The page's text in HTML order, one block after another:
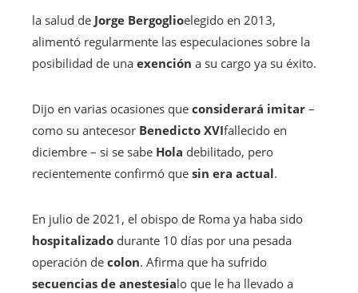
la salud de Jorge Bergoglioelegido en 2013,
alimentó regularmente las especulaciones sobre la
posibilidad de una exención a su cargo ya su éxito.
Dijo en varias ocasiones que considerará imitar –
como su antecesor Benedicto XVIfallecido en
diciembre – si se sabe Hola debilitado, pero
recientemente confirmó que sin era actual.
En julio de 2021, el obispo de Roma ya haba sido
hospitalizado durante 10 días por una pesada
operación de colon. Afirma que ha sufrido
secuencias de anestesialo que le ha llevado a